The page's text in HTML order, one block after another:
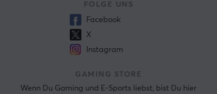
FOLGE UNS
Facebook
X
Instagram
GAMING STORE
Wenn Du Gaming und E-Sports liebst, bist Du hier